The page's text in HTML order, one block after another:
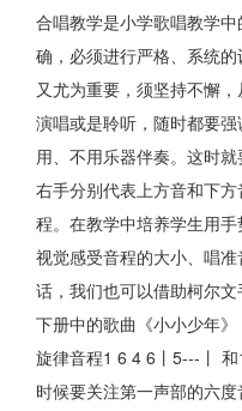
合唱教学是小学歌唱教学
确，必须进行严格、系统
又尤为重要，须坚持不懈
演唱或是聆听，随时都要
用、不用乐器伴奏。这时
右手分别代表上方音和下
程。在教学中培养学生用
视觉感受音程的大小、唱
话，我们也可以借助柯尔
下册中的歌曲《小小少年
旋律音程1 6 4 6丨5---丨
时候要关注第一声部的六